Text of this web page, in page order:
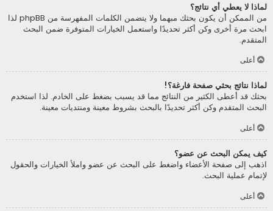
لماذا لا يعطي أي نتائج؟
من الممكن أن يكون بحثك مبهما ولا يتضمن الكلمات المفهرسة من phpBB لذا
ابحث مرة أخرى وكن أكثر تحديدًا واستعمل الخيارات المتوفرة ضمن البحث
المتقدم.
أعلى
لماذا نتائج بحثي صفحة فارغة؟!
بحثك قد أعطى الكثير من النتائج مما قد يسبب بضغط على الخادم. لذا استخدم
البحث المتقدم وكن أكثر تحديدًا بالبحث بشروط معينة ومنتديات معينة.
أعلى
كيف يمكن البحث عن عضو؟
اذهب إلى صفحة الأعضاء واضغط على البحث عن عضو واملأ الخيارات والحقول
لإتمام عملية البحث.
أعلى